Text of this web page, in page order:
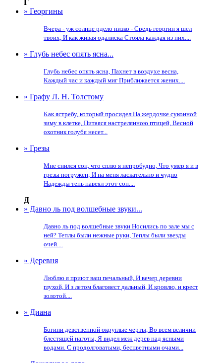
Г
» Георгины
Вчера - уж солнце рдело низко - Средь георгин я шел
твоих, И как живая одалиска Стояла каждая из них....
» Глубь небес опять ясна...
Глубь небес опять ясна, Пахнет в воздухе весна,
Каждый час и каждый миг Приближается жених....
» Графу Л. Н. Толстому
Как ястребу, который просидел На жердочке суконной
зиму в клетке, Питаяся настрелянною птицей, Весной
охотник голубя несет...
» Грезы
Мне снился сон, что сплю я непробудно, Что умер я и в
грезы погружен; И на меня ласкательно и чудно
Надежды тень навеял этот сон....
Д
» Давно ль под волшебные звуки...
Давно ль под волшебные звуки Носились по зале мы с
ней? Теплы были нежные руки, Теплы были звезды
очей....
» Деревня
Люблю я приют ваш печальный, И вечер деревни
глухой, И з летом благовест дальный, И кровлю, и крест
золотой....
» Диана
Богини девственной округлые черты, Во всем величии
блестящей наготы, Я видел меж дерев над ясными
водами. С продолговатыми, бесцветными очами...